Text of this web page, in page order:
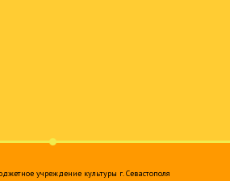
учреждение культуры г. Севастополя